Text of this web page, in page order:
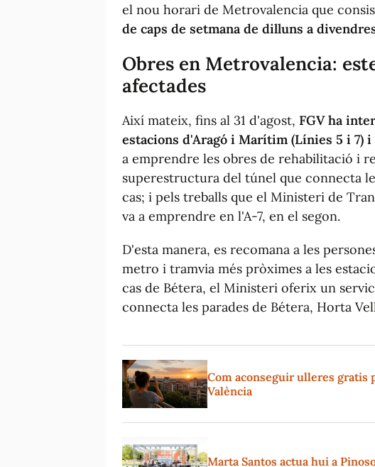
el nou horari de Metrovalencia que
de caps de setmana de dilluns a
Obres en Metrovalencia:
afectades
Així mateix, fins al 31 d'agost, FGV ha
estacions d'Aragó i Marítim (Línies 5 i 7)
a emprendre les obres de rehabilitació i
superestructura del túnel que connecta
cas; i pels treballs que el Ministeri de
va a emprendre en l'A-7, en el segon.
D'esta manera, es recomana a les
metro i tramvia més pròximes a les
cas de Bétera, el Ministeri oferix un
connecta les parades de Bétera, Horta
Com aconseguir ulleres gratis
València
Marta Santos actua hui a